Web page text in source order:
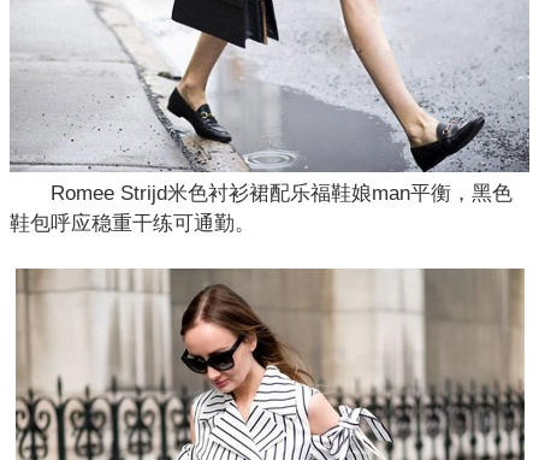
Romee Strijd米色衬衫裙配乐福鞋娘man平衡，黑色
鞋包呼应稳重干练可通勤。